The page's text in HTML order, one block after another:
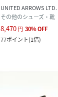
その他のシューズ・靴
8,470円 30%OFF
77ポイント(1倍)